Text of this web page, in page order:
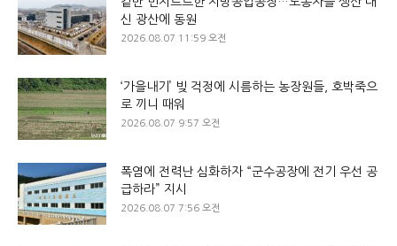
신 광산에 동원
2026.08.07 11:59 오전
‘가을내기’ 빚 걱정에 시름하는 농장원들, 호박죽으
로 끼니 때워
2026.08.07 9:57 오전
폭염에 전력난 심화하자 “군수공장에 전기 우선 공
급하라” 지시
2026.08.07 7:56 오전